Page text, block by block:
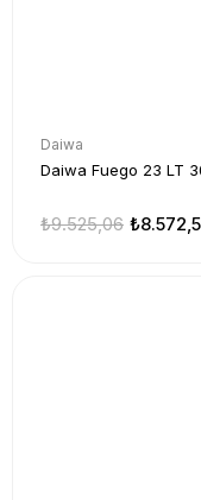
Daiwa
Daiwa Fuego 23 LT
₺9.525,06